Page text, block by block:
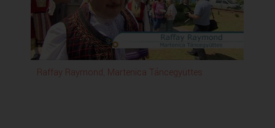
Raffay Raymond, Martenica Táncegyüttes